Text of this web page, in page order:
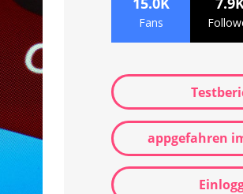
Fans
appgefahren